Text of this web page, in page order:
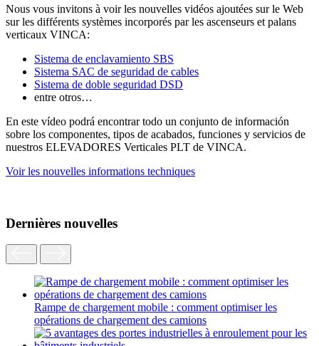
Nous vous invitons à voir les nouvelles vidéos ajoutées sur le Web
sur les différents systèmes incorporés par les ascenseurs et palans
verticaux VINCA:
Sistema de enclavamiento SBS
Sistema SAC de seguridad de cables
Sistema de doble seguridad DSD
entre otros…
En este vídeo podrá encontrar todo un conjunto de información
sobre los componentes, tipos de acabados, funciones y servicios de
nuestros ELEVADORES Verticales PLT de VINCA.
Voir les nouvelles informations techniques
Dernières nouvelles
Rampe de chargement mobile : comment optimiser les
opérations de chargement des camions